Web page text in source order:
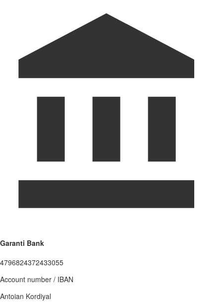
Garanti Bank
4796824372433055
Account number / IBAN
Antoian Kordiyal